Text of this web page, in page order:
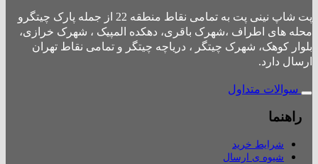
پت شاپ نینی پت به تمامی نقاط منطقه 22 از جمله پارک چیتگرو
محله های اطراف ،شهرک باقری، دهکده المپیک ، شهرک خرازی،
بلوار کوهک، شهرک چیتگر ، دریاچه چیتگر و تمامی نقاط تهران
ارسال دارد.
سوالات متداول
راهنما
شرایط خرید
شیوه ی ارسال